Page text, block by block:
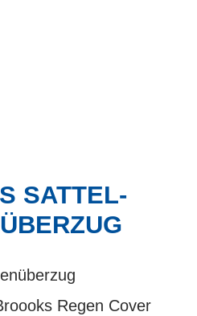
SATTEL-
Regen Cover